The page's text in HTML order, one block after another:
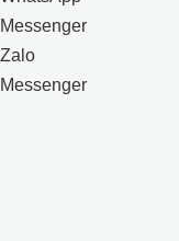
Messenger
Zalo
Messenger